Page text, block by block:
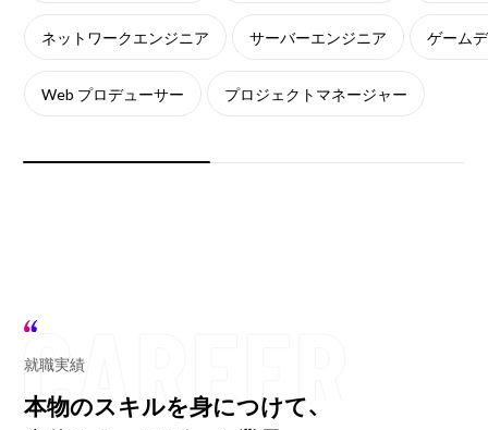
ネットワークエンジニア サーバーエンジニア ゲーム
Web プロデューサー プロジェクトマネージャー
就職実績
本物のスキルを身につけて、